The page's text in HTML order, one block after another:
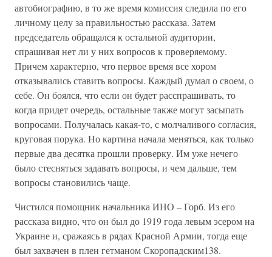
автобиографию, в то же время комиссия следила по его
личному целу за правильностью рассказа. Затем
председатель обращался к остальной аудитории,
спрашивая нет ли у них вопросов к проверяемому.
Причем характерно, что первое время все хором
отказывались ставить вопросы. Каждый думал о своем, о
себе. Он боялся, что если он будет расспрашивать, то
когда придет очередь, остальные также могут засыпать
вопросами. Получалась какая-то, с молчаливого согласия,
круговая порука. Но картина начала меняться, как только
первые два десятка прошли проверку. Им уже нечего
было стесняться задавать вопросы, и чем дальше, тем
вопросы становились чаще.
Чистился помощник начальника ИНО – Горб. Из его
рассказа видно, что он был до 1919 года левым эсером на
Украине и, сражаясь в рядах Красной Армии, тогда еще
был захвачен в плен гетманом Скоропадским138.